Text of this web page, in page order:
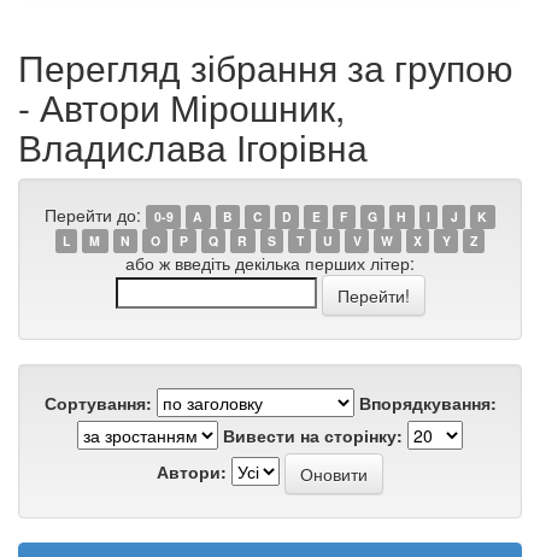
Перегляд зібрання за групою
- Автори Мірошник,
Владислава Ігорівна
Перейти до: 0-9 A B C D E F G H I J
K
L
M N O P Q R S T U V W X Y Z
або ж введіть декілька перших літер:
Сортування:
Впорядкування:
Вивести на сторінку:
Автори: